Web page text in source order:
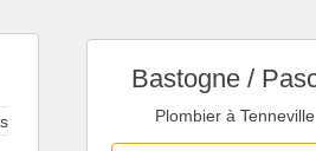
Bastogne /
Plombier à Tenneville